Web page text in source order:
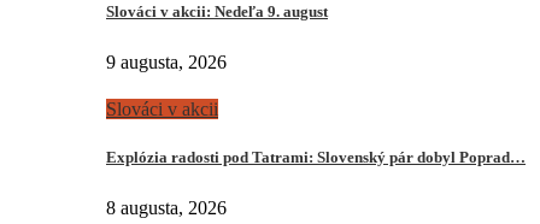
Slováci v akcii: Nedeľa 9. august
9 augusta, 2026
Slováci v akcii
Explózia radosti pod Tatrami: Slovenský pár dobyl Poprad…
8 augusta, 2026